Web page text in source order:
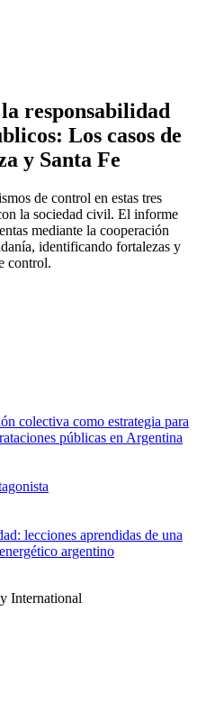
responsabilidad
Los casos de
y Santa Fe
de control en estas tres
la sociedad civil. El informe
mediante la cooperación
identificando fortalezas y
control.
colectiva como estrategia para
públicas en Argentina
lecciones aprendidas de una
argentino
International